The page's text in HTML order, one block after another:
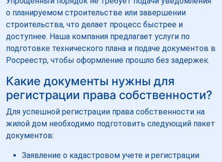
о планируемом строительстве или завершении
строительства, что делает процесс быстрее и
доступнее. Наша компания предлагает услуги по
подготовке технического плана и подаче документов в
Росреестр, чтобы оформление прошло без задержек.
Какие документы нужны для
регистрации права собственности?
Для успешной регистрации права собственности на
жилой дом необходимо подготовить следующий пакет
документов:
Заявление о кадастровом учете и регистрации